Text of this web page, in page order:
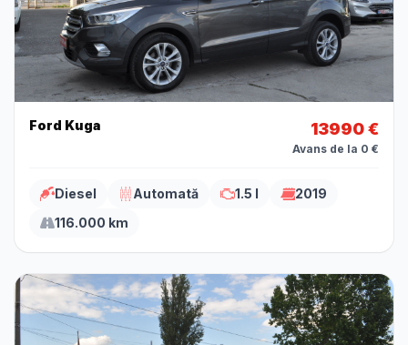
Ford Kuga 13990 €
Avans de la 0 €
Diesel Automată 1.5 l
2019
116.000 km